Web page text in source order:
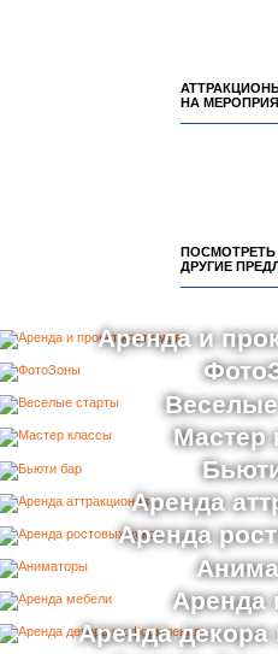
НА
ПОСМОТРЕТЬ
ДРУГИЕ
Аренда и
Мастер
Аренда
Аренда
Аренда
Аренда